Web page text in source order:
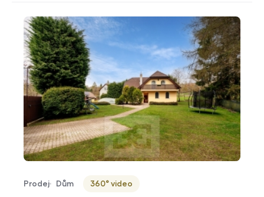
Typ nabídky
Prodej
Typ nemovitosti
Dům
Virtuální prohlídka
360° video